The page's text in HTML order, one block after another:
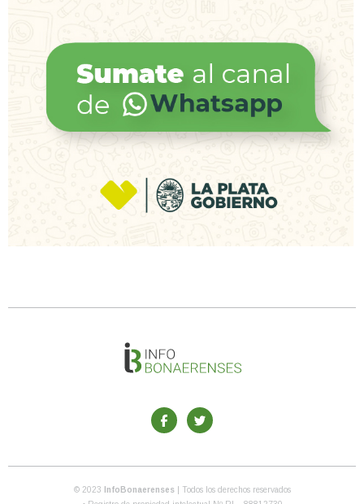
© 2023 InfoBonaerenses
| Todos los derechos reservados